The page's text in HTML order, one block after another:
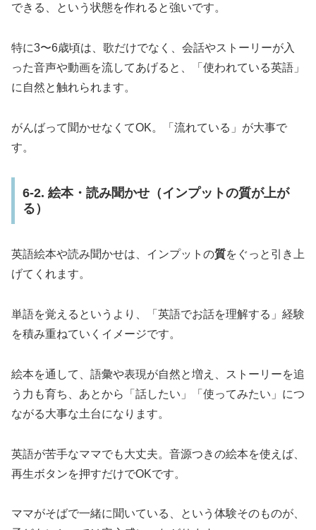
できる、という状態を作れると強いです。
特に3〜6歳頃は、歌だけでなく、会話やストーリーが入
った音声や動画を流してあげると、「使われている英語」
に自然と触れられます。
がんばって聞かせなくてOK。「流れている」が大事で
す。
6-2. 絵本・読み聞かせ（インプットの質が上が
る）
英語絵本や読み聞かせは、インプットの質をぐっと引き上
げてくれます。
単語を覚えるというより、「英語でお話を理解する」経験
を積み重ねていくイメージです。
絵本を通して、語彙や表現が自然と増え、ストーリーを追
う力も育ち、あとから「話したい」「使ってみたい」につ
ながる大事な土台になります。
英語が苦手なママでも大丈夫。音源つきの絵本を使えば、
再生ボタンを押すだけでOKです。
ママがそばで一緒に聞いている、という体験そのものが、